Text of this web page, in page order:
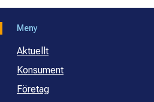
Meny
Aktuellt
Konsument
Företag